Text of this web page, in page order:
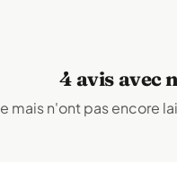
4 avis avec
mais n'ont pas encore